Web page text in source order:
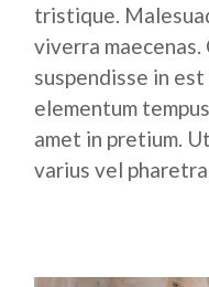
tristique.
viverra
suspendisse in
elementum
amet in pretium.
varius vel